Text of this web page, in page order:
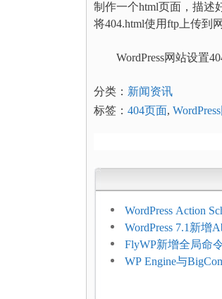
制作一个html页面，描述
将404.html使用ftp上传到
WordPress网站设置
分类： 新闻资讯
标签： 404页面,
WordPress Action
压和订单延迟
WordPress 7.1新增
持REST API、
FlyWP新增全局命
方便
WP Engine与